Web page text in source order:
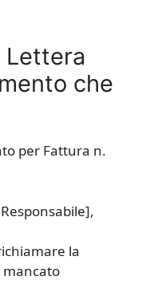
Lettera
che
per Fattura n.
la